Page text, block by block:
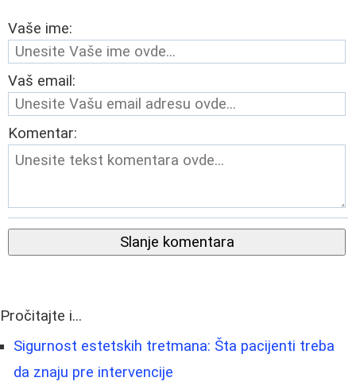
Vaše ime:
Vaš email:
Komentar:
Slanje komentara
Pročitajte i...
Sigurnost estetskih tretmana: Šta pacijenti treba
da znaju pre intervencije